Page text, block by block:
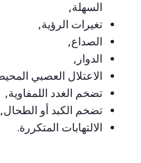
السهلة,
تغيرات الرؤية,
الصداع,
الدوار,
الاعتلال العصبي المحيطي,
تضخم الغدد اللمفاوية,
تضخم الكبد أو الطحال,
الالتهابات المتكررة.